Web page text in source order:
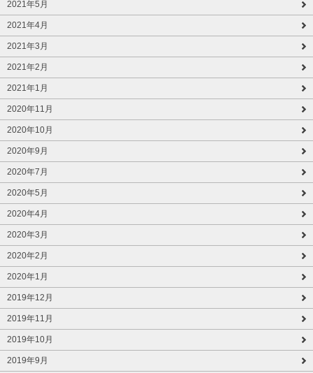
2021年5月
2021年4月
2021年3月
2021年2月
2021年1月
2020年11月
2020年10月
2020年9月
2020年7月
2020年5月
2020年4月
2020年3月
2020年2月
2020年1月
2019年12月
2019年11月
2019年10月
2019年9月